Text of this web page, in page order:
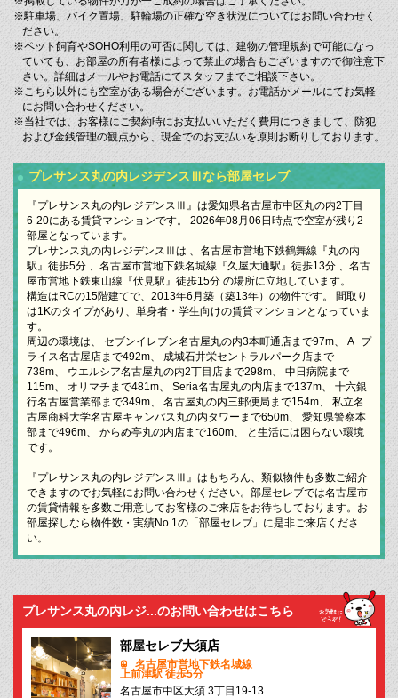
※駐車場、バイク置場、駐輪場の正確な空き状況についてはお問い合わせく
ださい。
※ペット飼育やSOHO利用の可否に関しては、建物の管理規約で可能になっ
ていても、お部屋の所有者様によって禁止の場合もございますので御注意下
さい。詳細はメールやお電話にてスタッフまでご相談下さい。
※こちら以外にも空室がある場合がございます。お電話かメールにてお気軽
にお問い合わせください。
※当社では、お客様にご契約時にお支払いいただく費用につきまして、防犯
および金銭管理の観点から、現金でのお支払いを原則お断りしております。
プレサンス丸の内レジデンスⅢなら部屋セレブ
『プレサンス丸の内レジデンスⅢ』は愛知県名古屋市中区丸の内2丁目
6-20にある賃貸マンションです。 2026年08月06日時点で空室が残り2
部屋となっています。
プレサンス丸の内レジデンスⅢは 、名古屋市営地下鉄鶴舞線『丸の内
駅』徒歩5分 、名古屋市営地下鉄名城線『久屋大通駅』徒歩13分 、名古
屋市営地下鉄東山線『伏見駅』徒歩15分 の場所に立地しています。
構造はRCの15階建てで、2013年6月築（築13年）の物件です。 間取り
は1Kのタイプがあり、単身者・学生向けの賃貸マンションとなっていま
す。
周辺の環境は、 セブンイレブン名古屋丸の内3本町通店まで97m、 A−プ
ライス名古屋店まで492m、 成城石井栄セントラルパーク店まで
738m、 ウエルシア名古屋丸の内2丁目店まで298m、 中日病院まで
115m、 オリマチまで481m、 Seria名古屋丸の内店まで137m、 十六銀
行名古屋営業部まで349m、 名古屋丸の内三郵便局まで154m、 私立名
古屋商科大学名古屋キャンパス丸の内タワーまで650m、 愛知県警察本
部まで496m、 からめ亭丸の内店まで160m、 と生活には困らない環境
です。
『プレサンス丸の内レジデンスⅢ』はもちろん、類似物件も多数ご紹介
できますのでお気軽にお問い合わせください。部屋セレブでは名古屋市
の賃貸情報を多数ご用意してお客様のご来店をお待ちしております。お
部屋探しなら物件数・実績No.1の「部屋セレブ」に是非ご来店くださ
い。
プレサンス丸の内レジ...のお問い合わせはこちら
部屋セレブ大須店
名古屋市営地下鉄名城線
上前津駅 徒歩5分
名古屋市中区大須 3丁目19-13